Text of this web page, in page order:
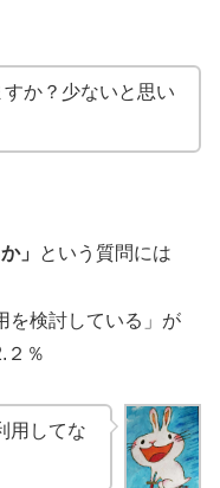
か？少ないと思い
」 という質問には
を検討している」が
２％
用してな